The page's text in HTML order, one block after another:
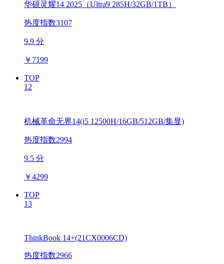
华硕灵耀14 2025（Ultra9 285H/32GB/1TB）
热度指数3107
9.9 分
￥ 7199
TOP
12
机械革命无界14(i5 12500H/16GB/512GB/集显)
热度指数2994
9.5 分
￥4299
TOP
13
ThinkBook 14+(21CX0006CD)
热度指数2966